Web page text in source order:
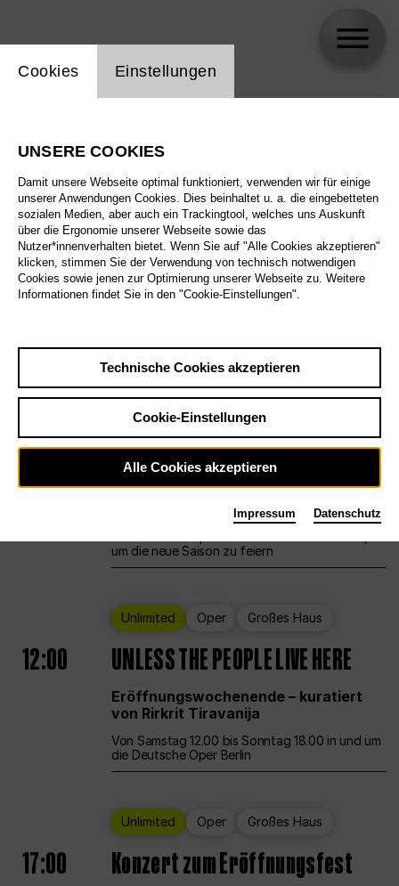
Alle Sparten
Alle Spielstätten
Alle Merkmale
Sa29.8.
Großes Haus
12:00 Eröffnungswochenende
um die neue Saison zu feiern
Unlimited Oper Großes Haus
12:00 UNLESS THE PEOPLE LIVE HERE
Eröffnungswochenende – kuratiert
von Rirkrit Tiravanija
Von Samstag 12.00 bis Sonntag 18.00 in und um
die Deutsche Oper Berlin
Unlimited Oper Großes Haus
17:00 Konzert zum Eröffnungsfest
Einstellung Website Cookie
Cookies Einstellungen
UNSERE COOKIES
Damit unsere Webseite optimal funktioniert, verwenden wir für einige
unserer Anwendungen Cookies. Dies beinhaltet u. a. die eingebetteten
sozialen Medien, aber auch ein Trackingtool, welches uns Auskunft
über die Ergonomie unserer Webseite sowie das
Nutzer*innenverhalten bietet. Wenn Sie auf "Alle Cookies akzeptieren"
klicken, stimmen Sie der Verwendung von technisch notwendigen
Cookies sowie jenen zur Optimierung unserer Webseite zu. Weitere
Informationen findet Sie in den "Cookie-Einstellungen".
Technische Cookies akzeptieren
Cookie-Einstellungen
Alle Cookies akzeptieren
Impressum Datenschutz